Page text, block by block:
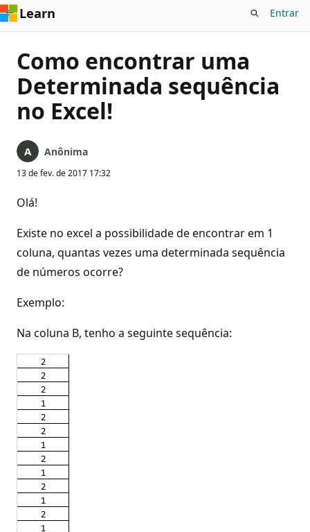
Learn Entrar
Como encontrar uma
Determinada sequência
no Excel!
Anônima
13 de fev. de 2017 17:32
Olá!
Existe no excel a possibilidade de encontrar em 1
coluna, quantas vezes uma determinada sequência
de números ocorre?
Exemplo:
Na coluna B, tenho a seguinte sequência: